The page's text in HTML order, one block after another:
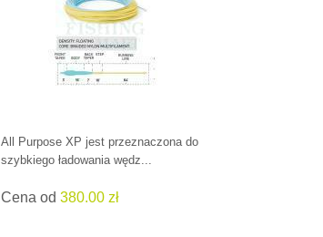
ZOBACZ PRODUKT
All Purpose XP jest przeznaczona do
szybkiego ładowania wędz...
Cena od380.00 zł